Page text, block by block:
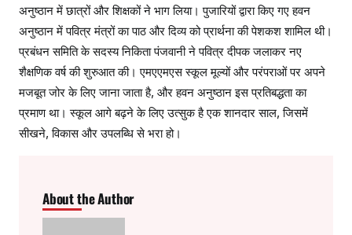
अनुष्ठान में छात्रों और शिक्षकों ने भाग लिया। पुजारियों द्वारा किए गए हवन
अनुष्ठान में पवित्र मंत्रों का पाठ और दिव्य को प्रार्थना की पेशकश शामिल थी।
प्रबंधन समिति के सदस्य निकिता पंजवानी ने पवित्र दीपक जलाकर नए
शैक्षणिक वर्ष की शुरुआत की। एमएएमएस स्कूल मूल्यों और परंपराओं पर अपने
मजबूत जोर के लिए जाना जाता है, और हवन अनुष्ठान इस प्रतिबद्धता का
प्रमाण था। स्कूल आगे बढ़ने के लिए उत्सुक है एक शानदार साल, जिसमें
सीखने, विकास और उपलब्धि से भरा हो।
About the Author